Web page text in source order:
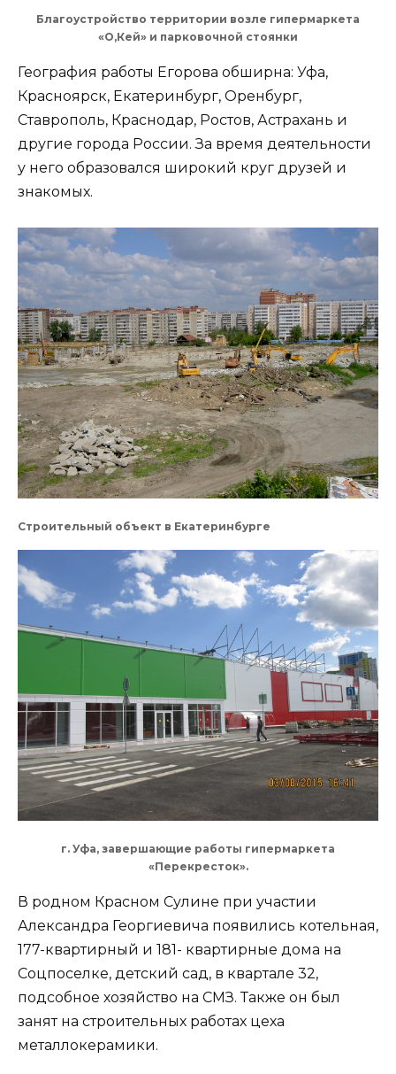
Благоустройство территории возле гипермаркета
«О,Кей» и парковочной стоянки
География работы Егорова обширна: Уфа,
Красноярск, Екатеринбург, Оренбург,
Ставрополь, Краснодар, Ростов, Астрахань и
другие города России. За время деятельности
у него образовался широкий круг друзей и
знакомых.
Строительный объект в Екатеринбурге
г. Уфа, завершающие работы гипермаркета
«Перекресток».
В родном Красном Сулине при участии
Александра Георгиевича появились котельная,
177-квартирный и 181- квартирные дома на
Соцпоселке, детский сад, в квартале 32,
подсобное хозяйство на СМЗ. Также он был
занят на строительных работах цеха
металлокерамики.